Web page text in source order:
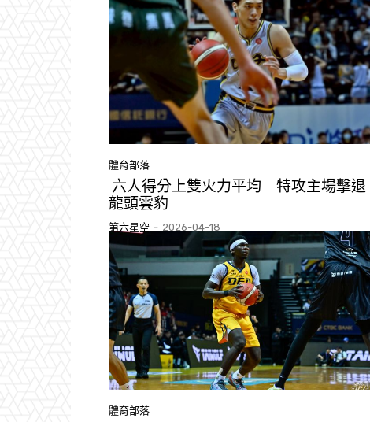
體育部落
六人得分上雙火力平均 特攻主場擊退
龍頭雲豹
第六星空 - 2026-04-18
體育部落